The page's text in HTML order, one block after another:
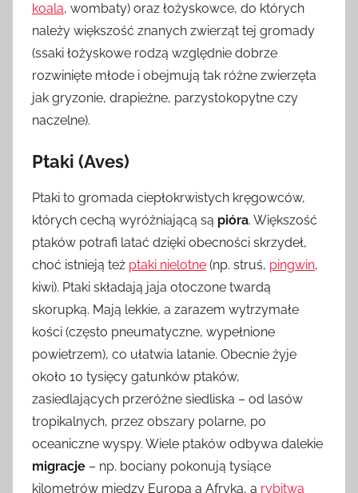
koala, wombaty) oraz łożyskowce, do których
należy większość znanych zwierząt tej gromady
(ssaki łożyskowe rodzą względnie dobrze
rozwinięte młode i obejmują tak różne zwierzęta
jak gryzonie, drapieżne, parzystokopytne czy
naczelne).
Ptaki (Aves)
Ptaki to gromada ciepłokrwistych kręgowców,
których cechą wyróżniającą są pióra. Większość
ptaków potrafi latać dzięki obecności skrzydeł,
choć istnieją też ptaki nielotne (np. struś, pingwin,
kiwi). Ptaki składają jaja otoczone twardą
skorupką. Mają lekkie, a zarazem wytrzymałe
kości (często pneumatyczne, wypełnione
powietrzem), co ułatwia latanie. Obecnie żyje
około 10 tysięcy gatunków ptaków,
zasiedlających przeróżne siedliska – od lasów
tropikalnych, przez obszary polarne, po
oceaniczne wyspy. Wiele ptaków odbywa dalekie
migracje – np. bociany pokonują tysiące
kilometrów między Europą a Afryką, a rybitwa